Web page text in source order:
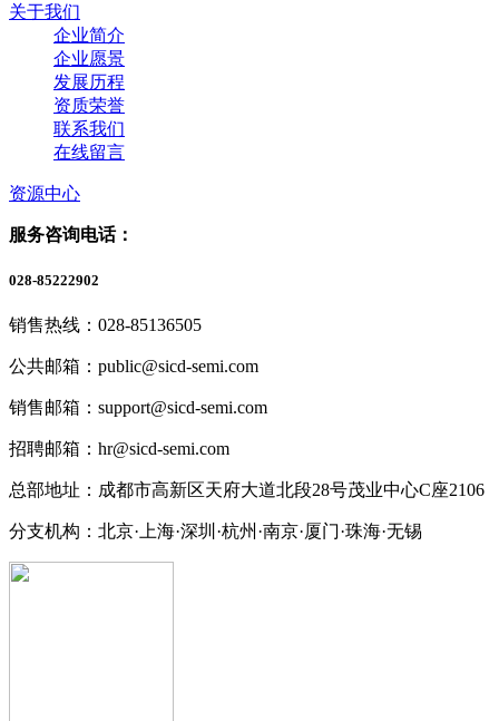
关于我们
企业简介
企业愿景
发展历程
资质荣誉
联系我们
在线留言
资源中心
服务咨询电话：
028-85222902
销售热线：028-85136505
公共邮箱：public@sicd-semi.com
销售邮箱：support@sicd-semi.com
招聘邮箱：hr@sicd-semi.com
总部地址：成都市高新区天府大道北段28号茂业中心C座2106
分支机构：北京·上海·深圳·杭州·南京·厦门·珠海·无锡